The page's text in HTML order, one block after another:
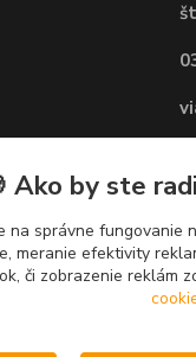
Ako by ste
na správne
meranie efektivity
či zobrazenie reklám